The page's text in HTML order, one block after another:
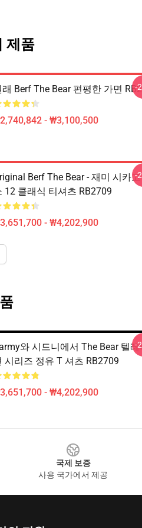
제품
래 Berf The Bear 편평한 가면
- ₩3,100,500
-
Berf The Bear - 재미 시카
12 클래식 티셔츠 RB2709
- ₩4,202,900
-
와 시드니에서 The Bear 텔레
시리즈 정유 T 셔츠 RB2709
- ₩4,202,900
-
국제 보증
사용 국가에서 제공